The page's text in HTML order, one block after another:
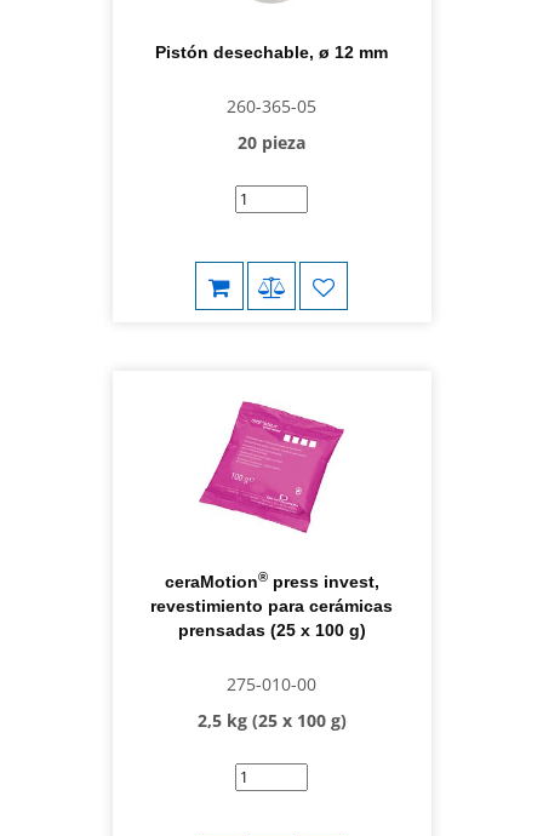
Pistón desechable, ø 12 mm
260-365-05
20 pieza
ceraMotion®press invest,
revestimiento para cerámicas
prensadas (25 x 100 g)
275-010-00
2,5 kg (25 x 100 g)